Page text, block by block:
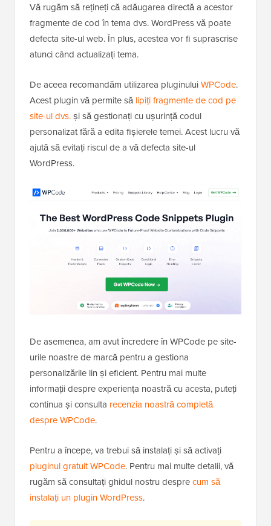
Vă rugăm să rețineți că adăugarea directă a acestor
fragmente de cod în tema dvs. WordPress vă poate
defecta site-ul web. În plus, acestea vor fi suprascrise
atunci când actualizați tema.
De aceea recomandăm utilizarea pluginuluiWPCode.
Acest plugin vă permite sălipiți fragmente de cod pe
site-ul dvs.și să gestionați cu ușurință codul
personalizat fără a edita fișierele temei. Acest lucru vă
ajută să evitați riscul de a vă defecta site-ul
WordPress.
De asemenea, am avut încredere în WPCode pe site-
urile noastre de marcă pentru a gestiona
personalizările lin și eficient. Pentru mai multe
informații despre experiența noastră cu acesta, puteți
continua și consulta recenzia noastră completă
despre WPCode.
Pentru a începe, va trebui să instalați și să activați
pluginul gratuit WPCode. Pentru mai multe detalii, vă
rugăm să consultați ghidul nostru desprecum să
instalați un plugin WordPress.